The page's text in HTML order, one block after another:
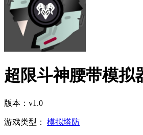
超限斗神腰带模拟
版本：v1.0
游戏类型： 模拟塔防